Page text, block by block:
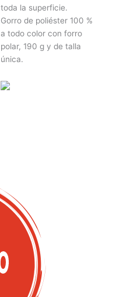
toda la superficie.
Gorro de poliéster 100 %
a todo color con forro
polar, 190 g y de talla
única.